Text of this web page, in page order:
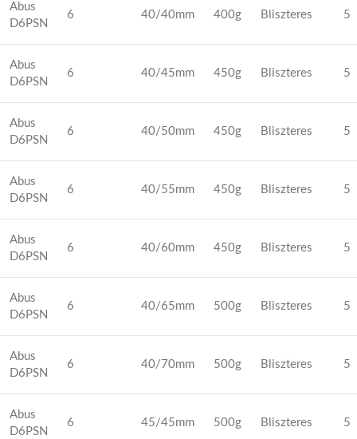
Abus
D6PSN
6 40/40mm 400g Bliszteres 5
Abus
D6PSN
6 40/45mm 450g Bliszteres 5
Abus
D6PSN
6 40/50mm 450g Bliszteres 5
Abus
D6PSN
6 40/55mm 450g Bliszteres 5
Abus
D6PSN
6 40/60mm 450g Bliszteres 5
Abus
D6PSN
6 40/65mm 500g Bliszteres 5
Abus
D6PSN
6 40/70mm 500g Bliszteres 5
Abus
D6PSN
6 45/45mm 500g Bliszteres 5